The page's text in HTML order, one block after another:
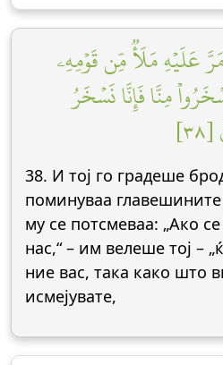
عَلَيۡهِ مَلَأٞ مِّن قَوۡمِهِۦ
مِنَّا فَإِنَّا نَسۡخَرُ
38. И тој го градеше
поминуваа
му се потсмеваа: „Ако
нас,“ – им велеше тој –
ние вас, така како што
исмејувате,